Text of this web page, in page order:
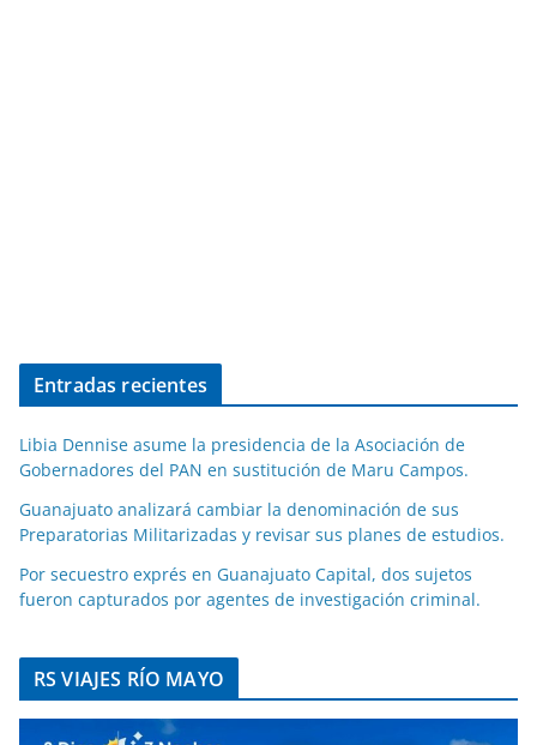
Entradas recientes
Libia Dennise asume la presidencia de la Asociación de
Gobernadores del PAN en sustitución de Maru Campos.
Guanajuato analizará cambiar la denominación de sus
Preparatorias Militarizadas y revisar sus planes de estudios.
Por secuestro exprés en Guanajuato Capital, dos sujetos
fueron capturados por agentes de investigación criminal.
RS VIAJES RÍO MAYO